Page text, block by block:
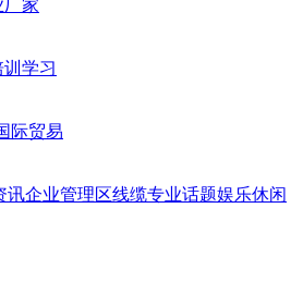
厂家
学习
际贸易
讯企业管理区线缆专业话题娱乐休闲